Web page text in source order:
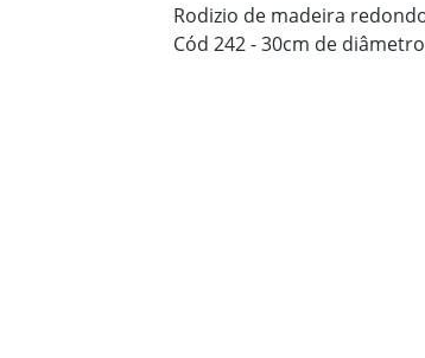
Rodizio de madeira
Cód 242 - 30cm de diâmetro